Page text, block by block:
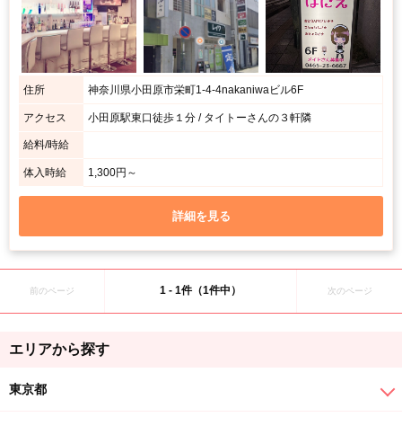
住所 神奈川県小田原市栄町1-4-4nakaniwaビル6F
アクセス 小田原駅東口徒歩１分 / タイトーさんの３軒隣
給料/時給
体入時給 1,300円～
詳細を見る
前のページ 1 - 1件（1件中） 次のページ
エリアから探す
東京都